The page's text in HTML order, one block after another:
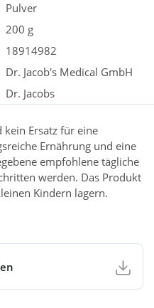
Pulver
200 g
18914982
Dr. Jacob's Medical GmbH
Dr. Jacobs
Ersatz für eine
Ernährung und eine
empfohlene tägliche
werden. Das Produkt
Kindern lagern.